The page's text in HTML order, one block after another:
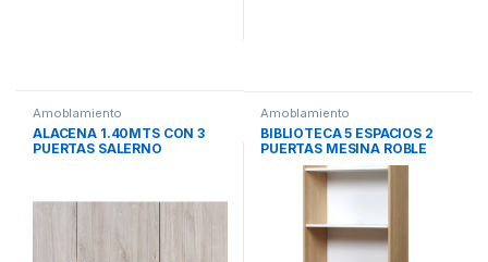
Amoblamiento
ALACENA 1.40MTS CON 3
PUERTAS SALERNO
Amoblamiento
BIBLIOTECA 5 ESPACIOS 2
PUERTAS MESINA ROBLE
NATURAL BLANCO
RICCHEZZE